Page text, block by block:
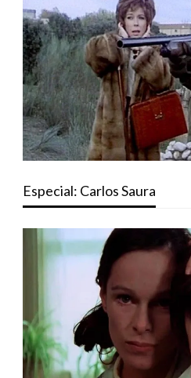
Especial: Carlos Saura